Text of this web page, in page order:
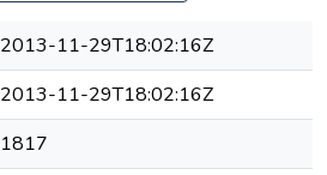
2013-11-29T18:02:16Z
2013-11-29T18:02:16Z
1817